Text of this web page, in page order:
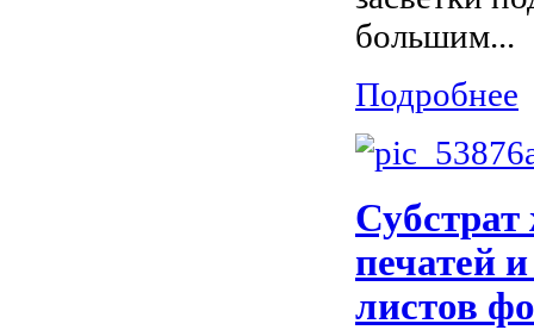
большим...
Подробнее
печатей
листов